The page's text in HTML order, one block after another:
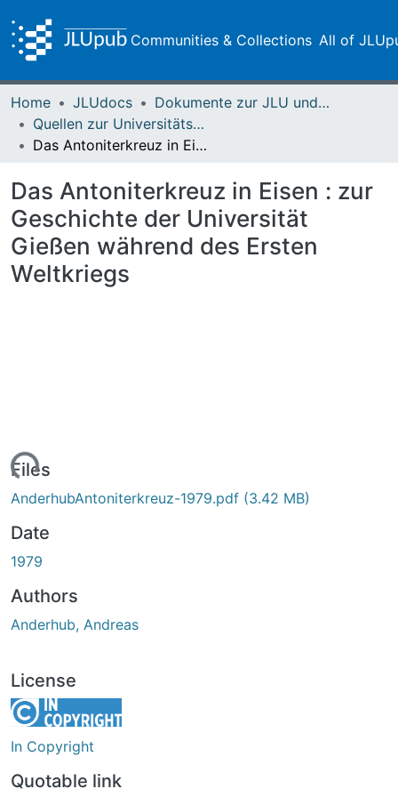
Communities & Collections All of
Home JLUdocs
Dokumente zur JLU und ihren Sammlungen
Quellen zur Universitätsgeschichte
Das Antoniterkreuz in Eisen : zur Geschichte der Universität Gießen während des Ersten Weltkriegs
Das Antoniterkreuz in Eisen : zur
Geschichte der Universität
Gießen während des Ersten
Weltkriegs
Files
AnderhubAntoniterkreuz-1979.pdf (3.42 MB)
Date
1979
Authors
Anderhub, Andreas
License
In Copyright
Quotable link